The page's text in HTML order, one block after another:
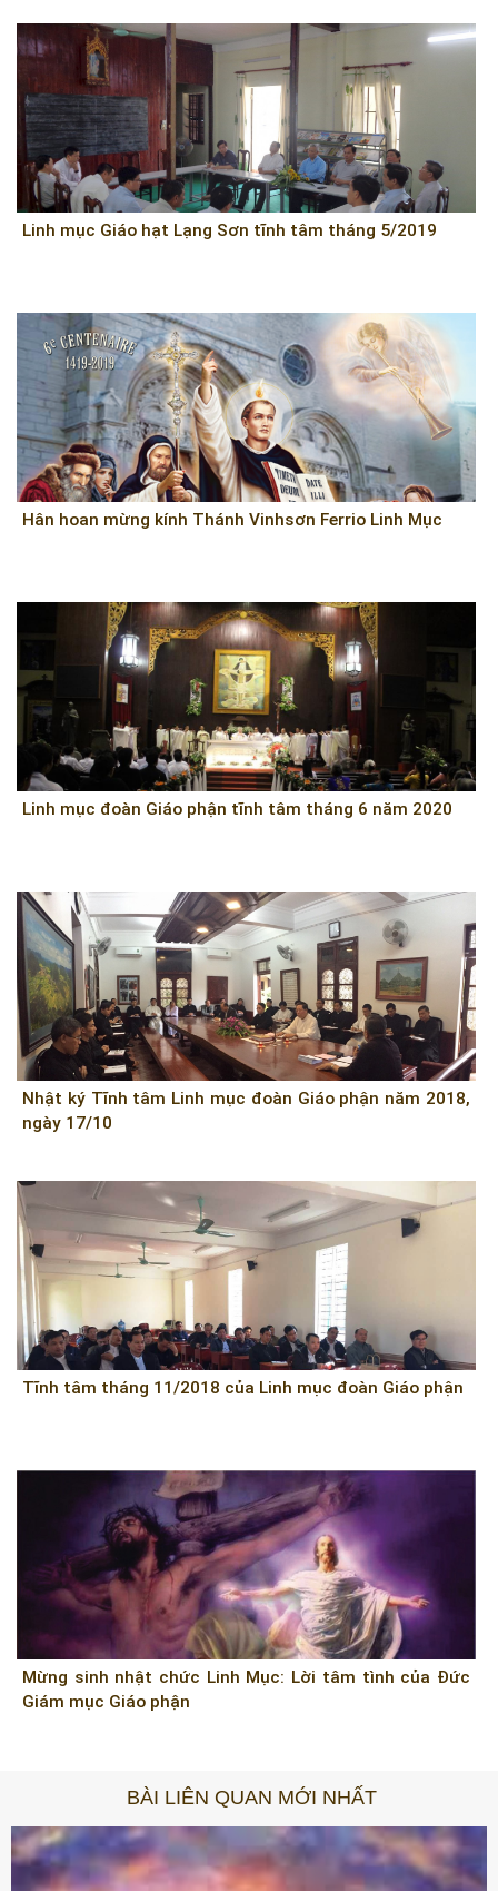
Linh mục Giáo hạt Lạng Sơn tĩnh tâm tháng 5/2019
Hân hoan mừng kính Thánh Vinhsơn Ferrio Linh Mục
Linh mục đoàn Giáo phận tĩnh tâm tháng 6 năm 2020
Nhật ký Tĩnh tâm Linh mục đoàn Giáo phận năm 2018,
ngày 17/10
Tĩnh tâm tháng 11/2018 của Linh mục đoàn Giáo phận
Mừng sinh nhật chức Linh Mục: Lời tâm tình của Đức
Giám mục Giáo phận
BÀI LIÊN QUAN MỚI NHẤT